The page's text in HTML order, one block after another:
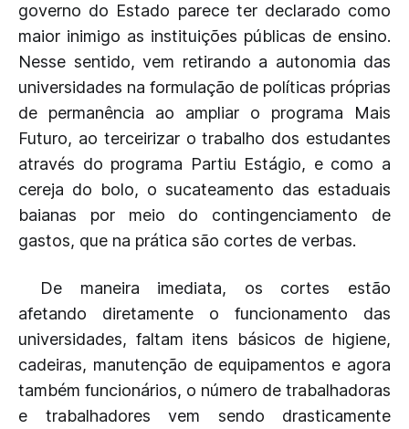
governo do Estado parece ter declarado como
maior inimigo as instituições públicas de ensino.
Nesse sentido, vem retirando a autonomia das
universidades na formulação de políticas próprias
de permanência ao ampliar o programa Mais
Futuro, ao terceirizar o trabalho dos estudantes
através do programa Partiu Estágio, e como a
cereja do bolo, o sucateamento das estaduais
baianas por meio do contingenciamento de
gastos, que na prática são cortes de verbas.
De maneira imediata, os cortes estão
afetando diretamente o funcionamento das
universidades, faltam itens básicos de higiene,
cadeiras, manutenção de equipamentos e agora
também funcionários, o número de trabalhadoras
e trabalhadores vem sendo drasticamente